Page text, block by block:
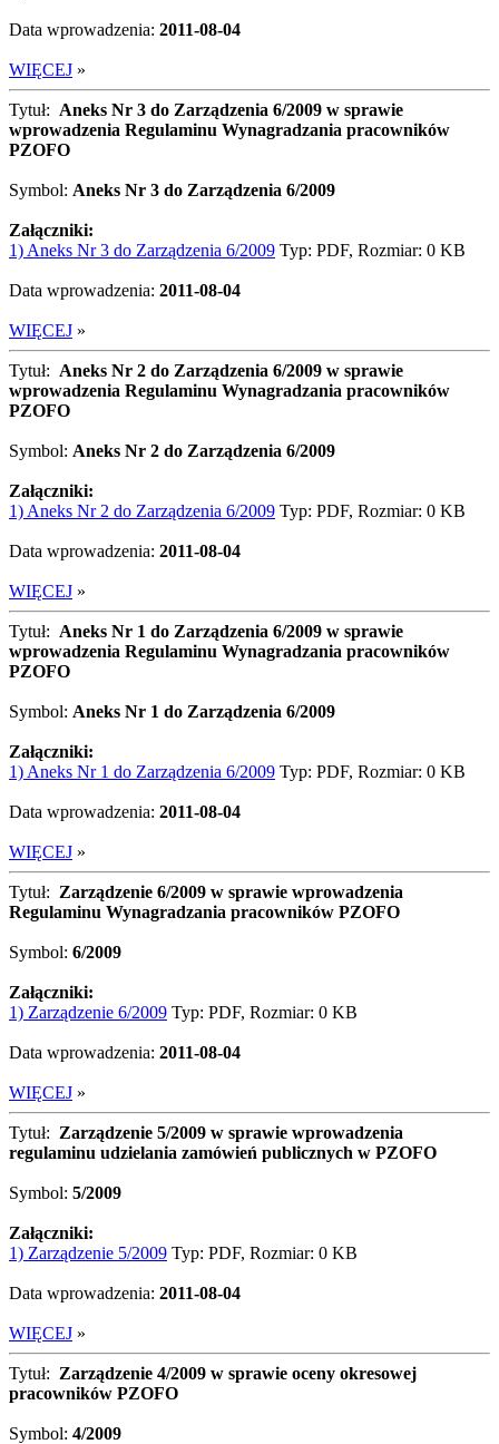
Data wprowadzenia: 2011-08-04
WIĘCEJ »
Tytuł: Aneks Nr 3 do Zarządzenia 6/2009 w sprawie
wprowadzenia Regulaminu Wynagradzania pracowników
PZOFO
Symbol: Aneks Nr 3 do Zarządzenia 6/2009
Załączniki:
1) Aneks Nr 3 do Zarządzenia 6/2009 Typ: PDF, Rozmiar: 0 KB
Data wprowadzenia: 2011-08-04
WIĘCEJ »
Tytuł: Aneks Nr 2 do Zarządzenia 6/2009 w sprawie
wprowadzenia Regulaminu Wynagradzania pracowników
PZOFO
Symbol: Aneks Nr 2 do Zarządzenia 6/2009
Załączniki:
1) Aneks Nr 2 do Zarządzenia 6/2009 Typ: PDF, Rozmiar: 0 KB
Data wprowadzenia: 2011-08-04
WIĘCEJ »
Tytuł: Aneks Nr 1 do Zarządzenia 6/2009 w sprawie
wprowadzenia Regulaminu Wynagradzania pracowników
PZOFO
Symbol: Aneks Nr 1 do Zarządzenia 6/2009
Załączniki:
1) Aneks Nr 1 do Zarządzenia 6/2009 Typ: PDF, Rozmiar: 0 KB
Data wprowadzenia: 2011-08-04
WIĘCEJ »
Tytuł: Zarządzenie 6/2009 w sprawie wprowadzenia
Regulaminu Wynagradzania pracowników PZOFO
Symbol: 6/2009
Załączniki:
1) Zarządzenie 6/2009 Typ: PDF, Rozmiar: 0 KB
Data wprowadzenia: 2011-08-04
WIĘCEJ »
Tytuł: Zarządzenie 5/2009 w sprawie wprowadzenia
regulaminu udzielania zamówień publicznych w PZOFO
Symbol: 5/2009
Załączniki:
1) Zarządzenie 5/2009 Typ: PDF, Rozmiar: 0 KB
Data wprowadzenia: 2011-08-04
WIĘCEJ »
Tytuł: Zarządzenie 4/2009 w sprawie oceny okresowej
pracowników PZOFO
Symbol: 4/2009